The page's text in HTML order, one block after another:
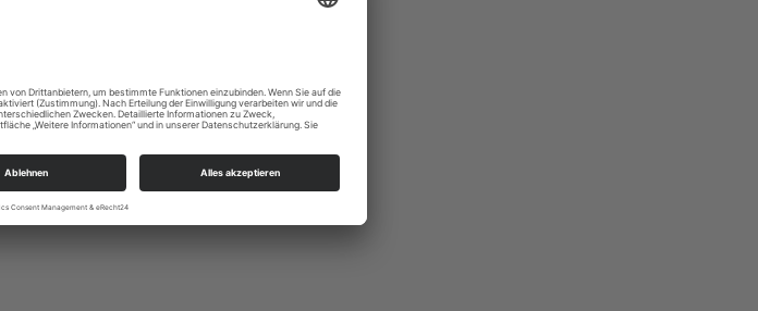
"Kindergarten Sonnenhügel"
3